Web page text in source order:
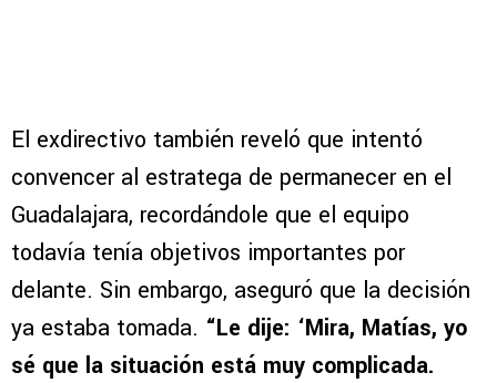
El exdirectivo también reveló que intentó
convencer al estratega de permanecer en el
Guadalajara, recordándole que el equipo
todavía tenía objetivos importantes por
delante. Sin embargo, aseguró que la decisión
ya estaba tomada. “Le dije: ‘Mira, Matías, yo
sé que la situación está muy complicada.